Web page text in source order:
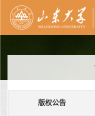
版权公告